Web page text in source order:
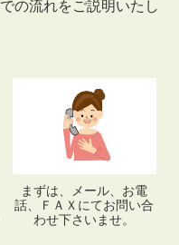
の流れをご説明いたし
まずは、メール、お電
話、ＦＡＸにてお問い合
わせ下さいませ。